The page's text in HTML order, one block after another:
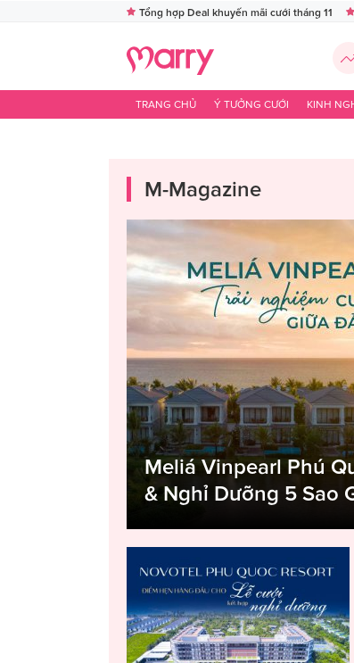
Tổng hợp Deal khuyến mãi cưới tháng 11
TRANG CHỦ Ý TƯỞNG CƯỚI KINH
M-Magazine
Meliá Vinpearl Phú
& Nghỉ Dưỡng 5 Sao